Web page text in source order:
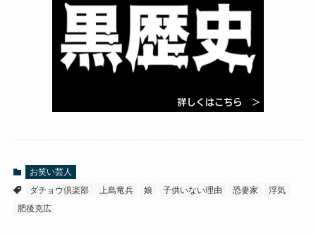
お笑い芸人
ダチョウ倶楽部
上島竜兵 娘 子供いない理由 恐妻家
浮気
肥後克広